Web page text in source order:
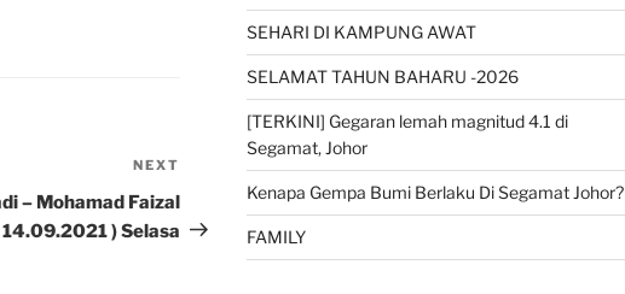
Post
NEXT
– Mohamad Faizal
) Selasa
SEHARI DI KAMPUNG AWAT
SELAMAT TAHUN BAHARU -2026
[TERKINI] Gegaran lemah magnitud 4.1 di
Segamat, Johor
Kenapa Gempa Bumi Berlaku Di Segamat Johor?
FAMILY